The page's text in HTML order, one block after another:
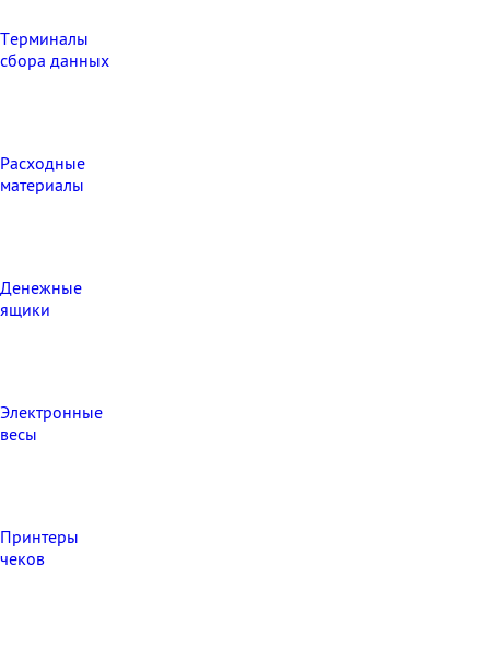
Терминалы
сбора данных
Расходные
материалы
Денежные
ящики
Электронные
весы
Принтеры
чеков